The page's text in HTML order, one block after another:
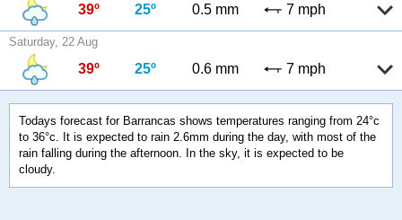
39º 25º 0.5 mm 7 mph
Saturday, 22 Aug
39º 25º 0.6 mm 7 mph
Todays forecast for Barrancas shows temperatures ranging from 24°c
to 36°c. It is expected to rain 2.6mm during the day, with most of the
rain falling during the afternoon. In the sky, it is expected to be
cloudy.